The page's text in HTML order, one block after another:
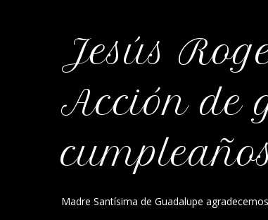
Jesús
Acción de
cumpleaños
Madre Santísima de Guadalupe